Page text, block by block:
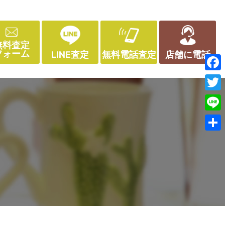
料査定
ォーム
LINE査定 無料電話査定 店舗に電話
Line